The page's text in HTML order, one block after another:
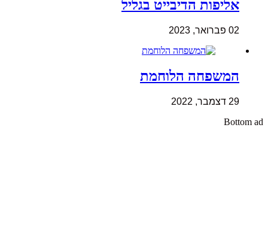
אליפות הדיבייט בגליל
02 פברואר, 2023
המשפחה הלוחמת
29 דצמבר, 2022
Bottom ad